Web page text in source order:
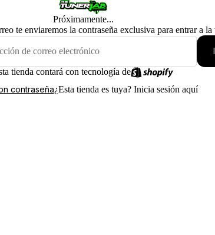
Próximamente...
te enviaremos la contraseña exclusiva para entrar a la
tienda contará con tecnología de
contraseña¿Esta tienda es tuya? Inicia sesión aquí